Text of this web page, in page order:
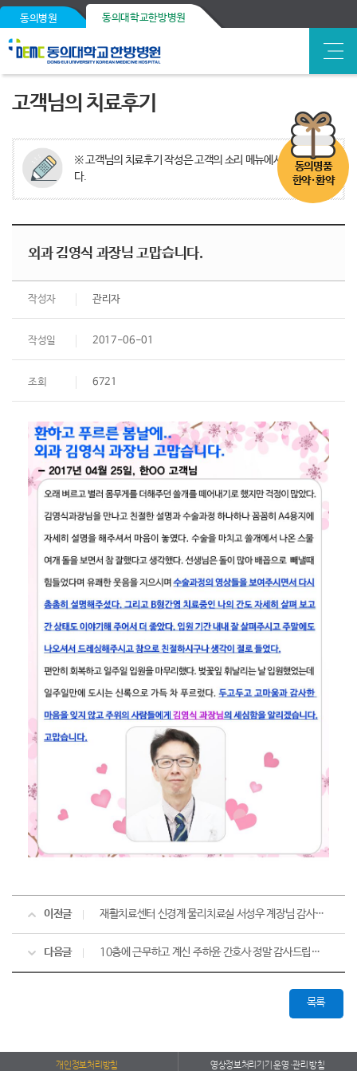
동의병원 동의대학교한방병원
동의명품
한약·환약
고객님의 치료후기
※ 고객님의 치료후기 작성은 고객의 소리 메뉴에서 가능합니
다.
외과 김영식 과장님 고맙습니다.
작성자 관리자
작성일 2017-06-01
조회 6721
이전글 재활치료센터 신경계 물리치료실 서성우 계장님 감사합니다.
다음글 10층에 근무하고 계신 주하윤 간호사 정말 감사드립니다.
목록
개인정보처리방침 영상정보처리기기 운영·관리 방침